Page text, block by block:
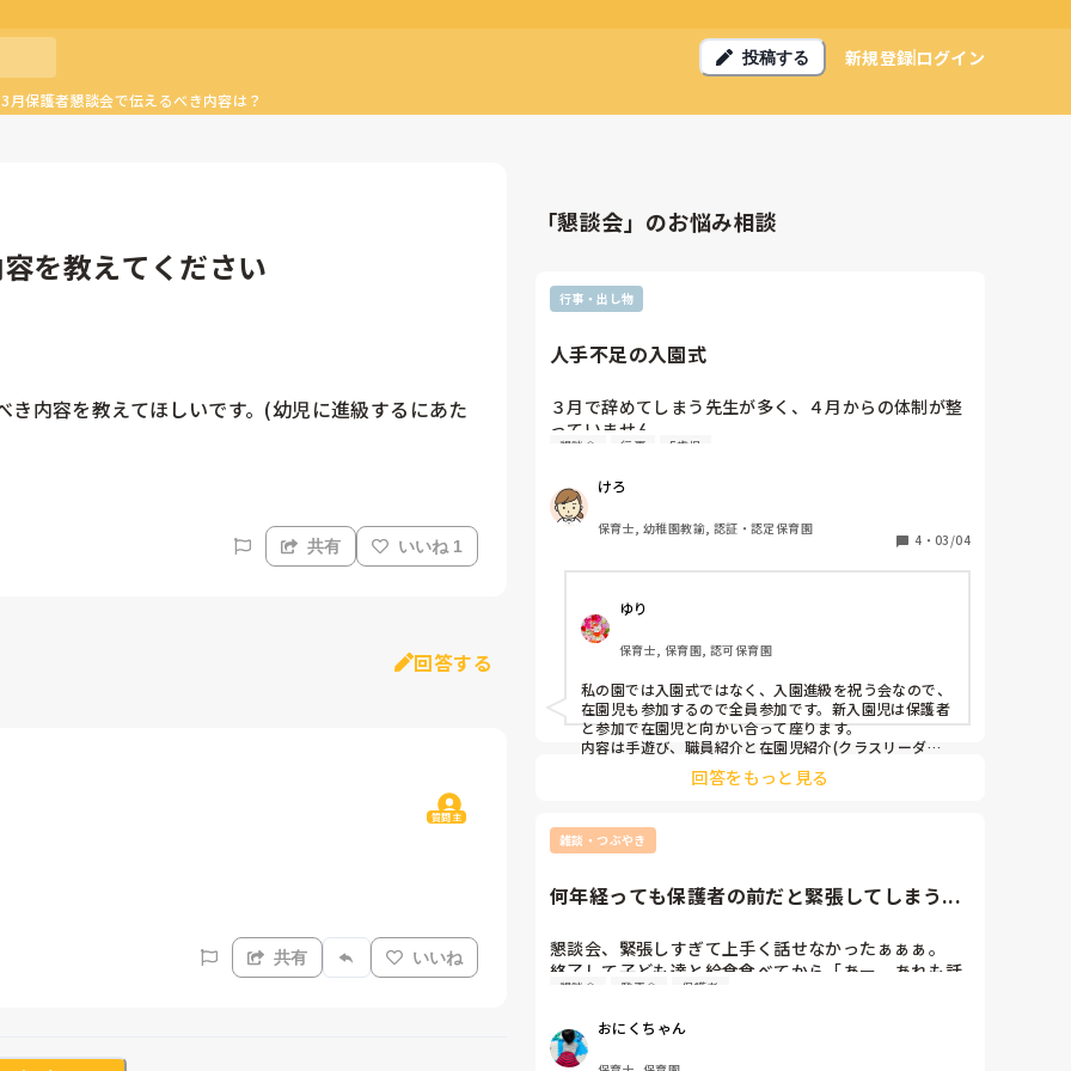
投稿する 新規登録ログイン
月保護者懇談会で伝えるべき内容は？
を教えてください
内容を教えてほしいです。(幼児に進級するにあた
共有 いいね 1
回答する
質問主
共有 いいね
「懇談会」のお悩み相談
行事・出し物
人手不足の入園式
３月で辞めてしまう先生が多く、４月からの体制が整
っていません。
そんな中すぐに入園式で絶望しています。
今年度から引き続きの先生が主任入れて5人、プラス
10人は必要なのに４月から決まっているのは7人、う
ち新卒3人です。
しかいません。
毎年の入園式では
・園長挨拶
・保育士挨拶(クラスリーダーのみ)
・入園児紹介、メダルプレゼント
・パネルシアター
・5歳児からの歌のプレゼント
園長がバタバタしているのもおかしいと思うと、朝子
どもたち見ながら会場準備をし、私1人で園児紹介し
てメダルをわたし、パネルシアターをして、歌の伴
奏…
またどのような内容でしょうか？
懇談会 行事 5歳児
けろ
保育士, 幼稚園教諭, 認証・認定保育園
4 ・ 03/04
ゆり
保育士, 保育園, 認可保育園
私の園では入園式ではなく、入園進級を祝う会なので、
在園児も参加するので全員参加です。新入園児は保護者
と参加で在園児と向かい合って座ります。
内容は手遊び、職員紹介と在園児紹介(クラスリーダー
がクラスの名前と人数をいうだけ)新入園児の紹介、在
園児からの歌、園長挨拶みたいな感じです。はじめのこ
ったあとは新入園児と保護者含めて新しいクラスの写真
撮影があります。
会終了後、在園児は通常保育となっているので、園長主
回答をもっと見る
雑談・つぶやき
何年経っても保護者の前だと緊張してしまう...
懇談会、緊張しすぎて上手く話せなかったぁぁぁ。
終了して子ども達と給食食べてから「あー。あれも話
せばよかったなぁ...」と脳内で反省会開いてました笑
するー泣
スラスラ話せる先生が羨ましい泣
懇談会 発表会 保護者
おにくちゃん